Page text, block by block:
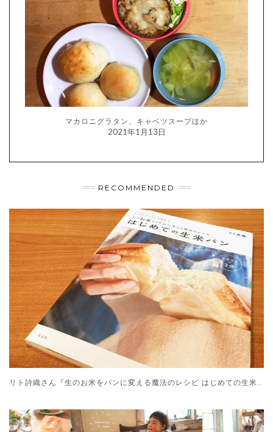
マカロニグラタン、キャベツスープほか
2021年1月13日
RECOMMENDED
リト詩織さん『生のお米をパンに変える魔法のレシピ はじめての生米パン』